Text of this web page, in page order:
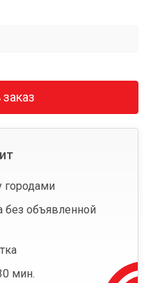
без объявленной
мин.